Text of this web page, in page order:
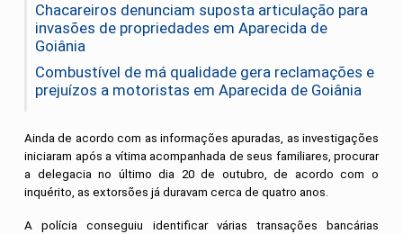
Chacareiros denunciam suposta articulação para
invasões de propriedades em Aparecida de
Goiânia
Combustível de má qualidade gera reclamações e
prejuízos a motoristas em Aparecida de Goiânia
Ainda de acordo com as informações apuradas, as investigações
iniciaram após a vítima acompanhada de seus familiares, procurar
a delegacia no último dia 20 de outubro, de acordo com o
inquérito, as extorsões já duravam cerca de quatro anos.
A polícia conseguiu identificar várias transações bancárias